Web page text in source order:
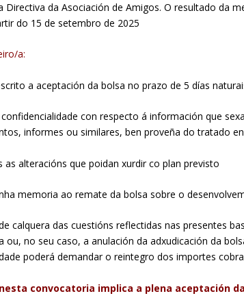
Directiva da Asociación de Amigos. O resultado da
do 15 de setembro de 2025
a:
a aceptación da bolsa no prazo de 5 días
con respecto á información que
informes ou similares, ben proveña do tratado
as alteracións que poidan xurdir co plan previsto
memoria ao remate da bolsa sobre o
calquera das cuestións reflectidas nas presentes
ou, no seu caso, a anulación da adxudicación da
poderá demandar o reintegro dos importes
convocatoria implica a plena aceptación